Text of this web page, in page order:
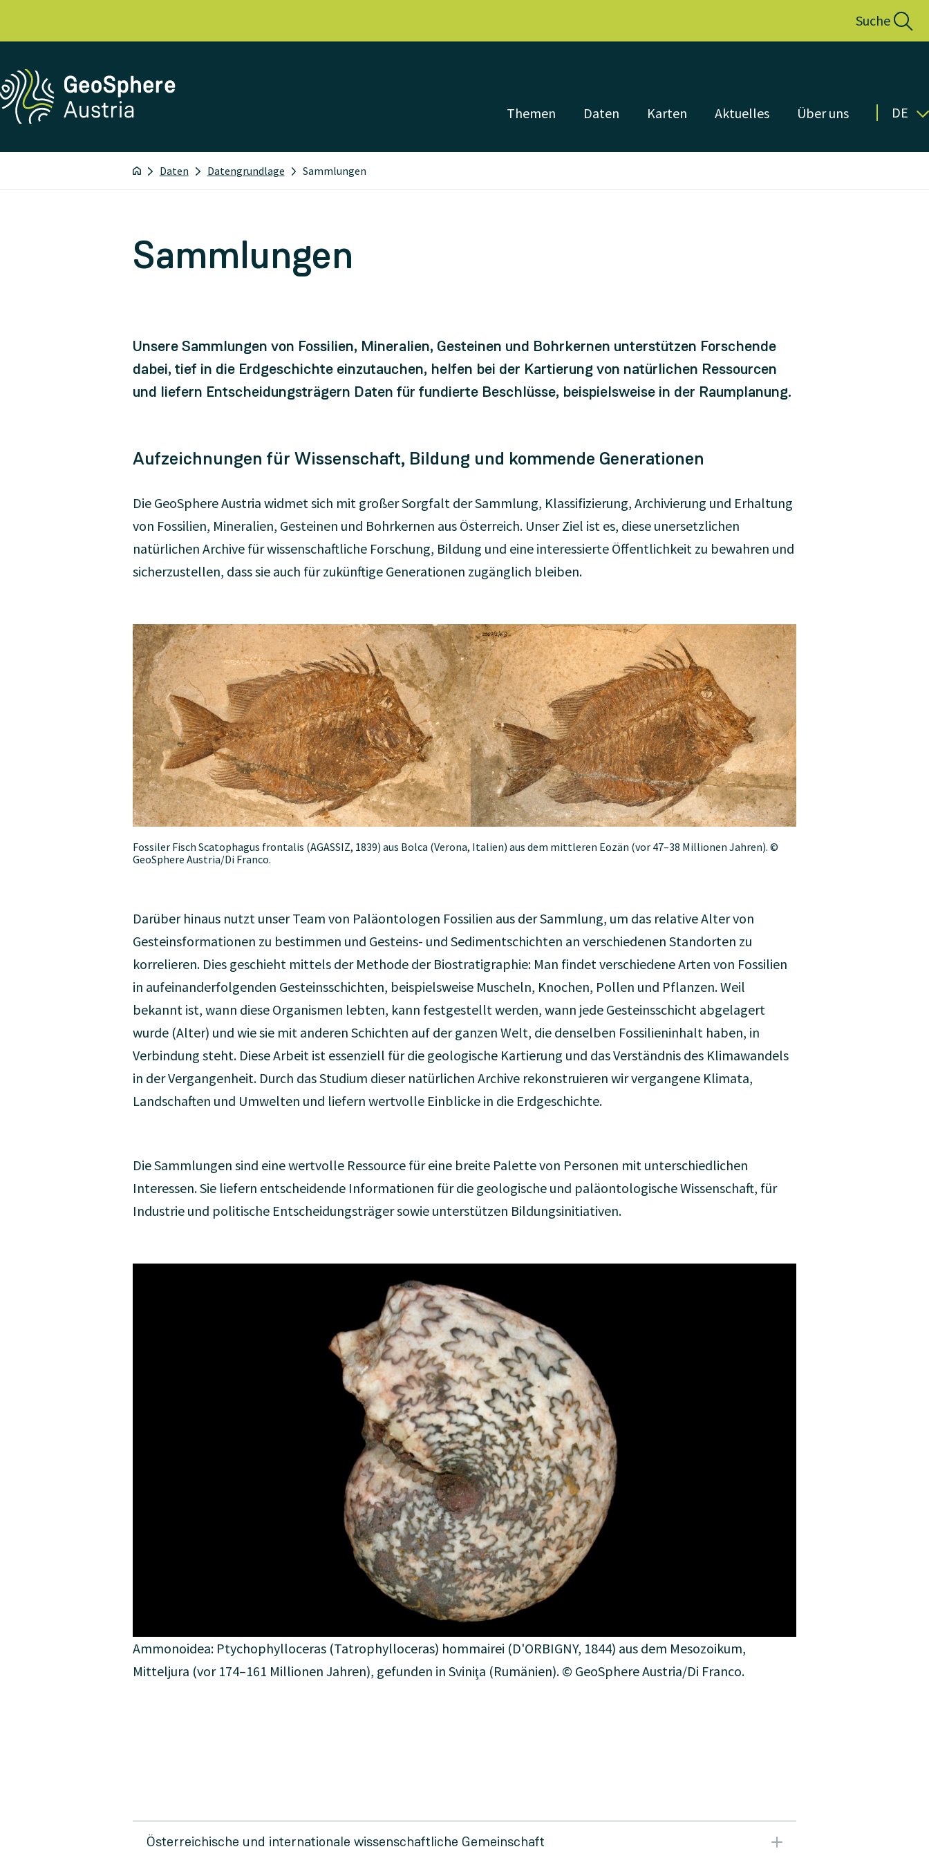
Suche
Themen Daten Karten Aktuelles Über uns DE
Daten Datengrundlage Sammlungen
Sammlungen
Unsere Sammlungen von Fossilien, Mineralien, Gesteinen und Bohrkernen unterstützen Forschende
dabei, tief in die Erdgeschichte einzutauchen, helfen bei der Kartierung von natürlichen Ressourcen
und liefern Entscheidungsträgern Daten für fundierte Beschlüsse, beispielsweise in der Raumplanung.
Aufzeichnungen für Wissenschaft, Bildung und kommende Generationen
Die GeoSphere Austria widmet sich mit großer Sorgfalt der Sammlung, Klassifizierung, Archivierung und Erhaltung
von Fossilien, Mineralien, Gesteinen und Bohrkernen aus Österreich. Unser Ziel ist es, diese unersetzlichen
natürlichen Archive für wissenschaftliche Forschung, Bildung und eine interessierte Öffentlichkeit zu bewahren und
sicherzustellen, dass sie auch für zukünftige Generationen zugänglich bleiben.
Fossiler Fisch Scatophagus frontalis (AGASSIZ, 1839) aus Bolca (Verona, Italien) aus dem mittleren Eozän (vor 47–38 Millionen Jahren). ©
GeoSphere Austria/Di Franco.
Darüber hinaus nutzt unser Team von Paläontologen Fossilien aus der Sammlung, um das relative Alter von
Gesteinsformationen zu bestimmen und Gesteins- und Sedimentschichten an verschiedenen Standorten zu
korrelieren. Dies geschieht mittels der Methode der Biostratigraphie: Man findet verschiedene Arten von Fossilien
in aufeinanderfolgenden Gesteinsschichten, beispielsweise Muscheln, Knochen, Pollen und Pflanzen. Weil
bekannt ist, wann diese Organismen lebten, kann festgestellt werden, wann jede Gesteinsschicht abgelagert
wurde (Alter) und wie sie mit anderen Schichten auf der ganzen Welt, die denselben Fossilieninhalt haben, in
Verbindung steht. Diese Arbeit ist essenziell für die geologische Kartierung und das Verständnis des Klimawandels
in der Vergangenheit. Durch das Studium dieser natürlichen Archive rekonstruieren wir vergangene Klimata,
Landschaften und Umwelten und liefern wertvolle Einblicke in die Erdgeschichte.
Die Sammlungen sind eine wertvolle Ressource für eine breite Palette von Personen mit unterschiedlichen
Interessen. Sie liefern entscheidende Informationen für die geologische und paläontologische Wissenschaft, für
Industrie und politische Entscheidungsträger sowie unterstützen Bildungsinitiativen.
Ammonoidea: Ptychophylloceras (Tatrophylloceras) hommairei (D'ORBIGNY, 1844) aus dem Mesozoikum,
Mitteljura (vor 174–161 Millionen Jahren), gefunden in Sviniţa (Rumänien). © GeoSphere Austria/Di Franco.
Österreichische und internationale wissenschaftliche Gemeinschaft